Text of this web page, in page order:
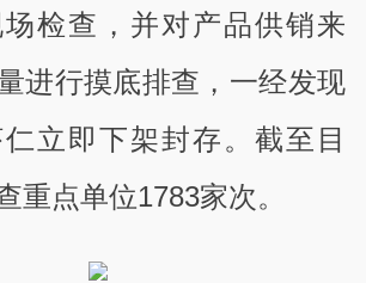
检查，并对产品供销来
进行摸底排查，一经发现
立即下架封存。截至目
重点单位1783家次。